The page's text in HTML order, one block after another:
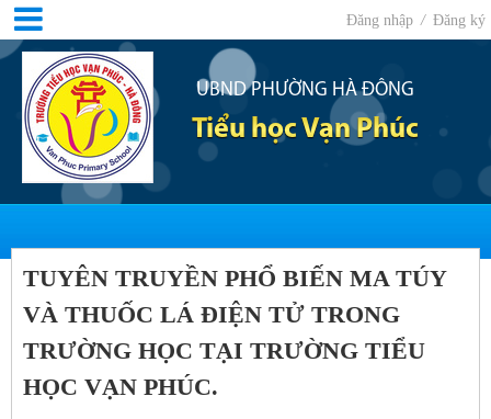
UBND PHƯỜNG HÀ ĐÔNG
Tiểu học Vạn Phúc
Đăng nhập / Đăng ký
TUYÊN TRUYỀN PHỔ BIẾN MA TÚY
VÀ THUỐC LÁ ĐIỆN TỬ TRONG
TRƯỜNG HỌC TẠI TRƯỜNG TIỂU
HỌC VẠN PHÚC.